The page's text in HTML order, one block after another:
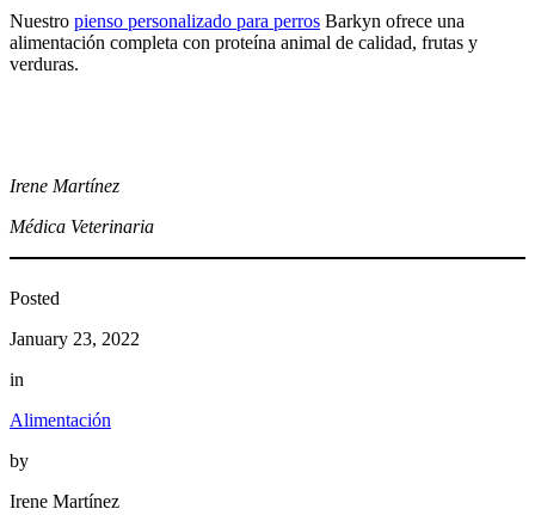
Nuestro pienso personalizado para perros Barkyn ofrece una
alimentación completa con proteína animal de calidad, frutas y
verduras.
Irene Martínez
Médica Veterinaria
Posted
January 23, 2022
in
Alimentación
by
Irene Martínez